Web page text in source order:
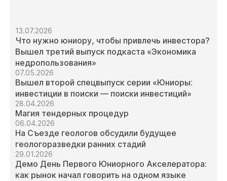
13.07.2026
Что нужно юниору, чтобы привлечь инвестора?
Вышел третий выпуск подкаста «Экономика
недропользования»
07.05.2026
Вышел второй спецвыпуск серии «Юниоры:
инвестиции в поиски — поиски инвестиций»
28.04.2026
Магия тендерных процедур
06.04.2026
На Съезде геологов обсудили будущее
геологоразведки ранних стадий
29.01.2026
Демо День Первого Юниорного Акселератора:
как рынок начал говорить на одном языке